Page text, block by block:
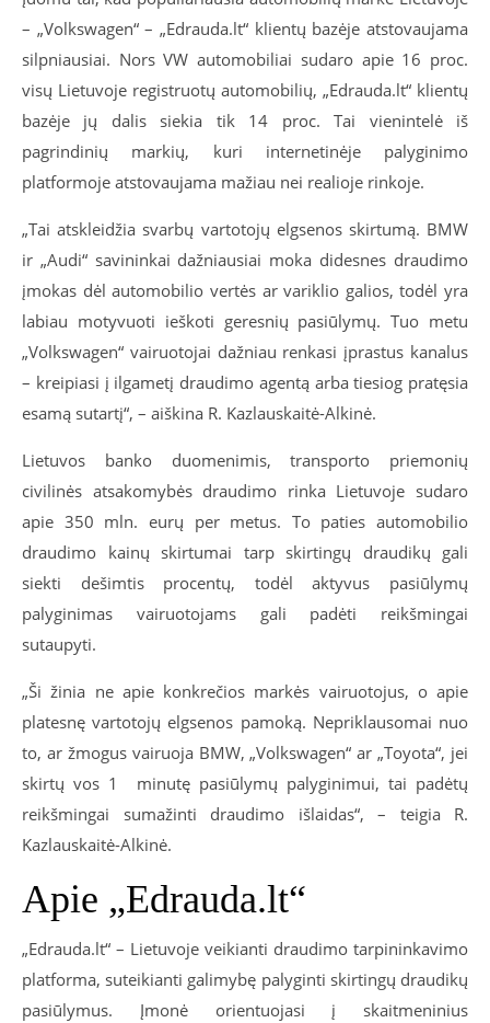
– „Volkswagen“ – „Edrauda.lt“ klientų bazėje atstovaujama
silpniausiai. Nors VW automobiliai sudaro apie 16 proc.
visų Lietuvoje registruotų automobilių, „Edrauda.lt“ klientų
bazėje jų dalis siekia tik 14 proc. Tai vienintelė iš
pagrindinių markių, kuri internetinėje palyginimo
platformoje atstovaujama mažiau nei realioje rinkoje.
„Tai atskleidžia svarbų vartotojų elgsenos skirtumą. BMW
ir „Audi“ savininkai dažniausiai moka didesnes draudimo
įmokas dėl automobilio vertės ar variklio galios, todėl yra
labiau motyvuoti ieškoti geresnių pasiūlymų. Tuo metu
„Volkswagen“ vairuotojai dažniau renkasi įprastus kanalus
– kreipiasi į ilgametį draudimo agentą arba tiesiog pratęsia
esamą sutartį“, – aiškina R. Kazlauskaitė-Alkinė.
Lietuvos banko duomenimis, transporto priemonių
civilinės atsakomybės draudimo rinka Lietuvoje sudaro
apie 350 mln. eurų per metus. To paties automobilio
draudimo kainų skirtumai tarp skirtingų draudikų gali
siekti dešimtis procentų, todėl aktyvus pasiūlymų
palyginimas vairuotojams gali padėti reikšmingai
sutaupyti.
„Ši žinia ne apie konkrečios markės vairuotojus, o apie
platesnę vartotojų elgsenos pamoką. Nepriklausomai nuo
to, ar žmogus vairuoja BMW, „Volkswagen“ ar „Toyota“, jei
skirtų vos 1 minutę pasiūlymų palyginimui, tai padėtų
reikšmingai sumažinti draudimo išlaidas“, – teigia R.
Kazlauskaitė-Alkinė.
Apie „Edrauda.lt“
„Edrauda.lt“ – Lietuvoje veikianti draudimo tarpininkavimo
platforma, suteikianti galimybę palyginti skirtingų draudikų
pasiūlymus. Įmonė orientuojasi į skaitmeninius